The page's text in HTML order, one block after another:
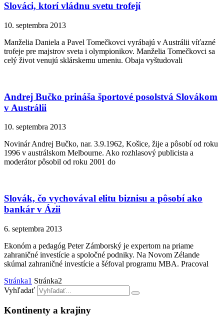
Slováci, ktorí vládnu svetu trofejí
10. septembra 2013
Manželia Daniela a Pavel Tomečkovci vyrábajú v Austrálii víťazné
trofeje pre majstrov sveta i olympionikov. Manželia Tomečkovci sa
celý život venujú sklárskemu umeniu. Obaja vyštudovali
Andrej Bučko prináša športové posolstvá Slovákom
v Austrálii
10. septembra 2013
Novinár Andrej Bučko, nar. 3.9.1962, Košice, žije a pôsobí od roku
1996 v austrálskom Melbourne. Ako rozhlasový publicista a
moderátor pôsobil od roku 2001 do
Slovák, čo vychovával elitu biznisu a pôsobí ako
bankár v Ázii
6. septembra 2013
Ekonóm a pedagóg Peter Zámborský je expertom na priame
zahraničné investície a spoločné podniky. Na Novom Zélande
skúmal zahraničné investície a šéfoval programu MBA. Pracoval
Stránka1 Stránka2
Vyhľadať
Kontinenty a krajiny